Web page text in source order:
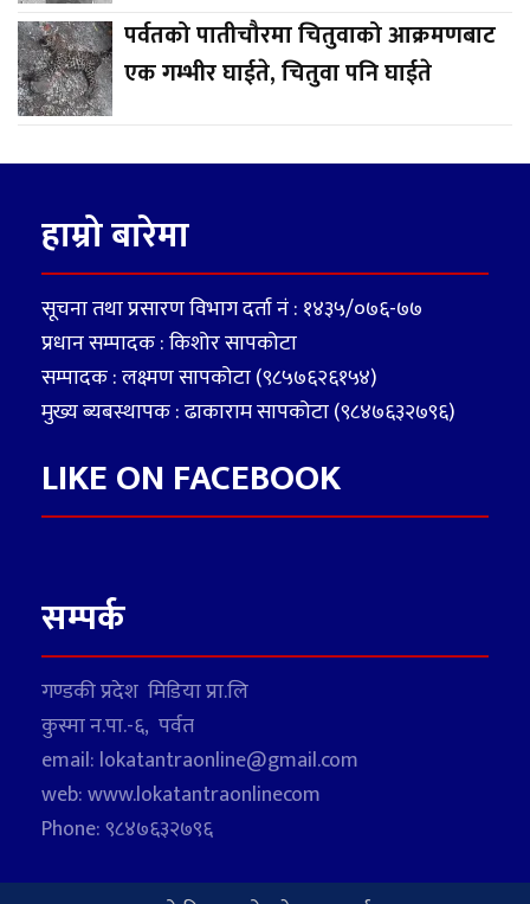
पर्वतको पातीचौरमा चितुवाको आक्रमणबाट
एक गम्भीर घाईते, चितुवा पनि घाईते
हाम्रो बारेमा
सूचना तथा प्रसारण विभाग दर्ता नं : १४३५/०७६-७७
प्रधान सम्पादक : किशोर सापकोटा
सम्पादक : लक्ष्मण सापकोटा (९८५७६२६१५४)
मुख्य ब्यबस्थापक : ढाकाराम सापकोटा (९८४७६३२७९६)
LIKE ON FACEBOOK
सम्पर्क
गण्डकी प्रदेश मिडिया प्रा.लि
कुस्मा न.पा.-६, पर्वत
email: lokatantraonline@gmail.com
web: www.lokatantraonlinecom
Phone: ९८४७६३२७९६